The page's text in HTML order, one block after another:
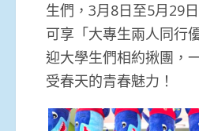
生們，3月8日至5月29
可享「大專生兩人同行
迎大學生們相約揪團，
受春天的青春魅力！